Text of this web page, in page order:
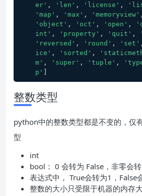
er' , 'len' , 'license' ,
'map' , 'max' , 'memoryview'
'object' , 'oct' , 'open' ,
int' , 'property' , 'quit' ,
'reversed' , 'round' , 'set'
ice' , 'sorted' ,
m' , 'super' , 'tuple' ,
p' ]
整数类型
python中的整数类型都是不变的，仅
型
int
bool： 0 会转为 False，非零会
表达式中， True会转为1，False
整数的大小只受限于机器的内存